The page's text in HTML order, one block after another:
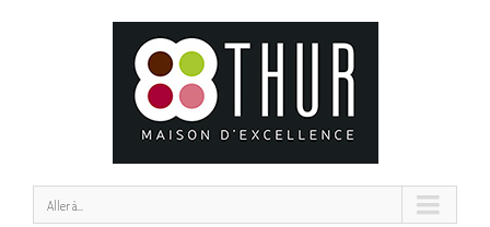
Aller à...